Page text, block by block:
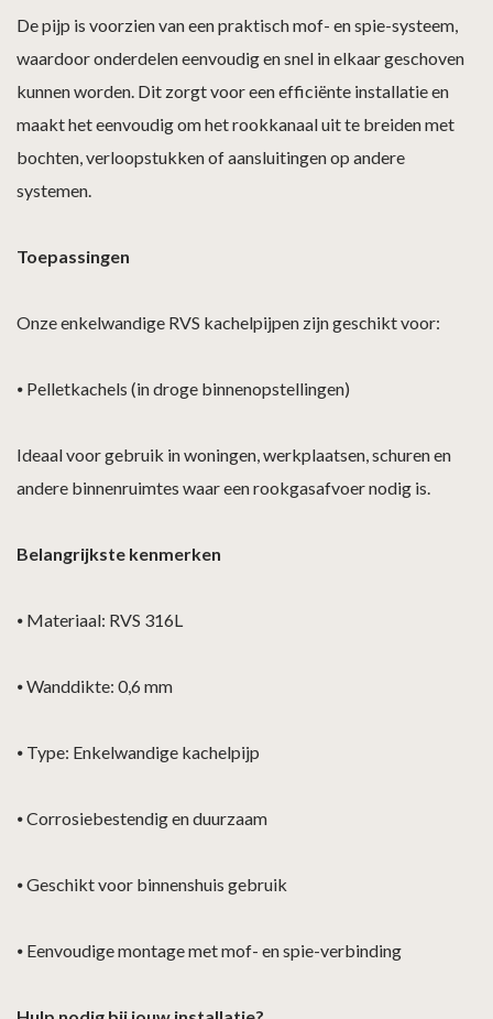
De pijp is voorzien van een praktisch mof- en spie-systeem,
waardoor onderdelen eenvoudig en snel in elkaar geschoven
kunnen worden. Dit zorgt voor een efficiënte installatie en
maakt het eenvoudig om het rookkanaal uit te breiden met
bochten, verloopstukken of aansluitingen op andere
systemen.
Toepassingen
Onze enkelwandige RVS kachelpijpen zijn geschikt voor:
⦁ Pelletkachels (in droge binnenopstellingen)
Ideaal voor gebruik in woningen, werkplaatsen, schuren en
andere binnenruimtes waar een rookgasafvoer nodig is.
Belangrijkste kenmerken
⦁ Materiaal: RVS 316L
⦁Wanddikte: 0,6 mm
⦁ Type: Enkelwandige kachelpijp
⦁Corrosiebestendig en duurzaam
⦁Geschikt voor binnenshuis gebruik
⦁ Eenvoudige montage met mof- en spie-verbinding